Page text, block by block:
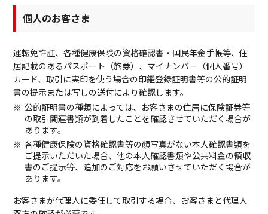
個人のお客さま
運転免許証、各種健康保険の資格確認書・国民年金手帳等、住
居記載のあるパスポート（旅券）、マイナンバー（個人番号）
カード、取引に実印を使う場合の印鑑登録証明書等の公的証明
書の提示または写しの送付により確認します。
公的証明書の種類によっては、お客さまの住居に保険証券等
の取引関連書類が到着したことを確認させていただく場合が
あります。
各種健康保険の資格確認書等の顔写真がない本人確認書類を
ご提示いただいた場合、他の本人確認書類や公共料金の領収
書のご提示等、追加のご対応をお願いさせていただく場合が
あります。
お客さまが代理人に委任して取引する場合、お客さまと代理人